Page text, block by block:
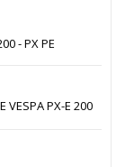
- PX PE
VESPA PX-E 200